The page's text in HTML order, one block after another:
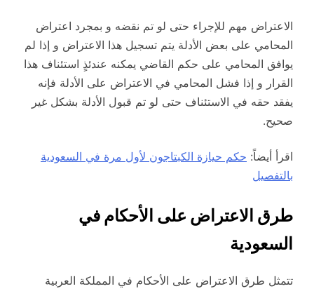
الاعتراض مهم للإجراء حتى لو تم نقضه و بمجرد اعتراض
المحامي على بعض الأدلة يتم تسجيل هذا الاعتراض و إذا لم
يوافق المحامي على حكم القاضي يمكنه عندئذٍ استئناف هذا
القرار و إذا فشل المحامي في الاعتراض على الأدلة فإنه
يفقد حقه في الاستئناف حتى لو تم قبول الأدلة بشكل غير
صحيح.
اقرأ أيضاً: حكم حيازة الكبتاجون لأول مرة في السعودية
بالتفصيل
طرق الاعتراض على الأحكام في
السعودية
تتمثل طرق الاعتراض على الأحكام في المملكة العربية